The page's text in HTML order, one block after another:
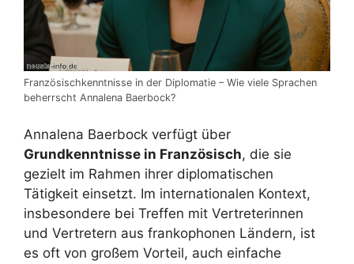
Französischkenntnisse in der Diplomatie – Wie viele Sprachen
beherrscht Annalena Baerbock?
Annalena Baerbock verfügt über
Grundkenntnisse in Französisch, die sie
gezielt im Rahmen ihrer diplomatischen
Tätigkeit einsetzt. Im internationalen Kontext,
insbesondere bei Treffen mit Vertreterinnen
und Vertretern aus frankophonen Ländern, ist
es oft von großem Vorteil, auch einfache